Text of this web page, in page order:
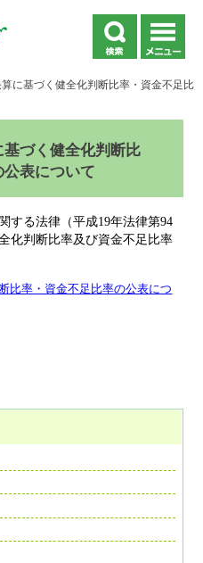
に基づく健全化判断比率・資金不足比
づく健全化判断比
表について
する法律（平成19年法律第94
化判断比率及び資金不足比率
比率・資金不足比率の公表につ